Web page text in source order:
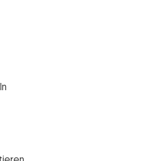
für F&E
der SFG